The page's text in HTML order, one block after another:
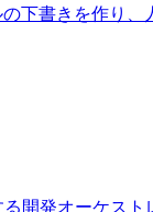
下書きを作り
開発オーケス